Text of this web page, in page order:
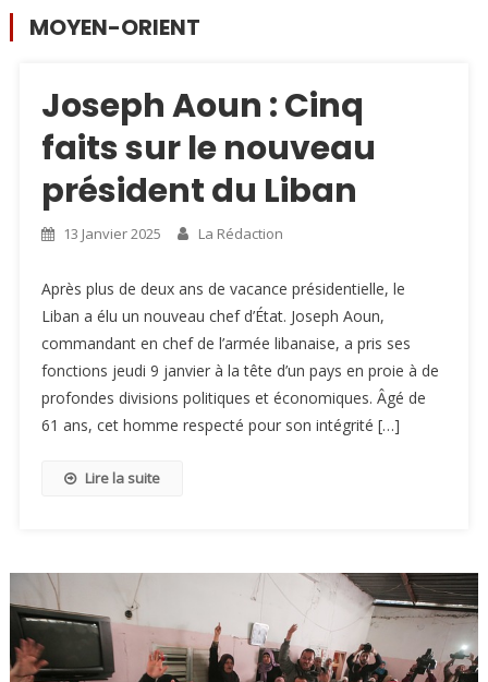
MOYEN-ORIENT
Joseph Aoun : Cinq
faits sur le nouveau
président du Liban
13 Janvier 2025 La Rédaction
Après plus de deux ans de vacance présidentielle, le
Liban a élu un nouveau chef d’État. Joseph Aoun,
commandant en chef de l’armée libanaise, a pris ses
fonctions jeudi 9 janvier à la tête d’un pays en proie à de
profondes divisions politiques et économiques. Âgé de
61 ans, cet homme respecté pour son intégrité […]
Lire la suite